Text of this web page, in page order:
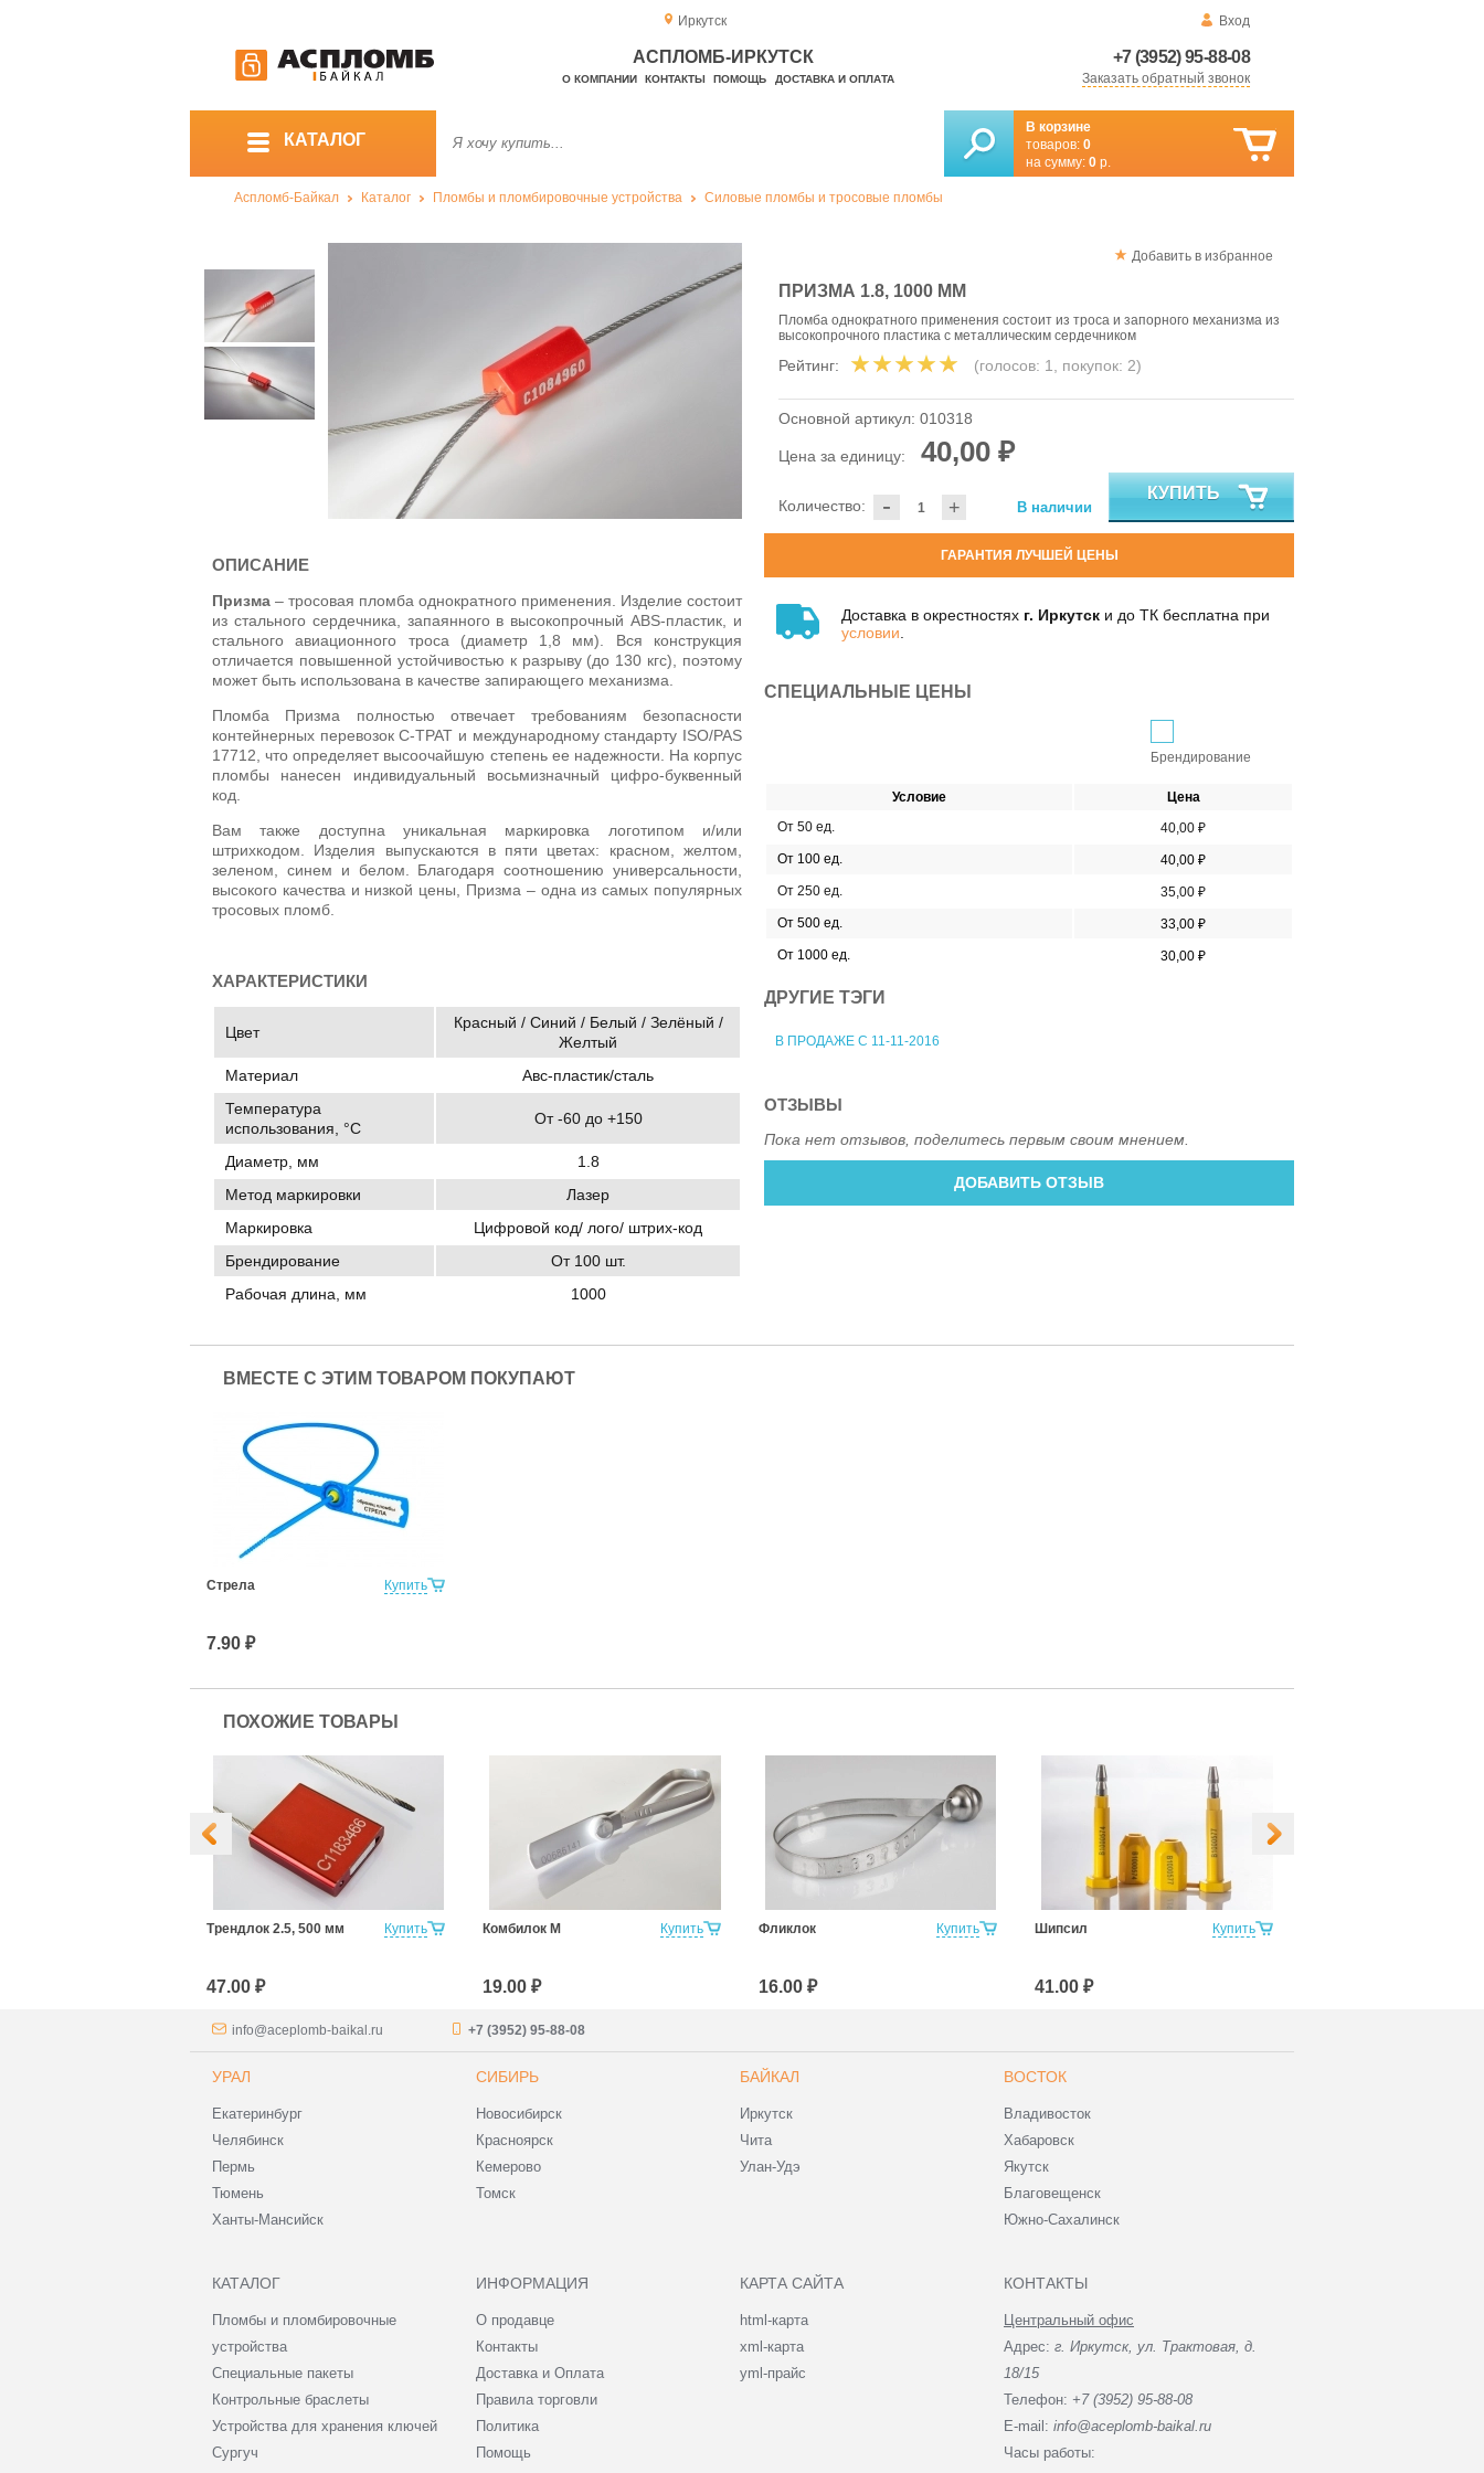
Иркутск Вход
+7 (3952) 95-88-08
Заказать обратный звонок
АСПЛОМБ-ИРКУТСК
О КОМПАНИИ КОНТАКТЫ ПОМОЩЬ ДОСТАВКА И ОПЛАТА
КАТАЛОГ
В корзине
товаров: 0
на сумму: 0 р.
Аспломб-Байкал Каталог Пломбы и пломбировочные устройства Силовые пломбы и тросовые пломбы
Добавить в избранное
ПРИЗМА 1.8, 1000 ММ
Пломба однократного применения состоит из троса и запорного механизма из
высокопрочного пластика с металлическим сердечником
Рейтинг: (голосов: 1, покупок: 2)
Основной артикул: 010318
Цена за единицу: 40,00 ₽
- +
Количество: В наличии
КУПИТЬ
ГАРАНТИЯ ЛУЧШЕЙ ЦЕНЫ
Доставка в окрестностях г. Иркутск и до ТК бесплатна при
условии
СПЕЦИАЛЬНЫЕ ЦЕНЫ
Брендирование
Условие
Цена
От 50 ед.
40,00 ₽
От 100 ед.
40,00 ₽
От 250 ед.
35,00 ₽
От 500 ед.
33,00 ₽
От 1000 ед.
30,00 ₽
ДРУГИЕ ТЭГИ
В ПРОДАЖЕ С 11-11-2016
ОПИСАНИЕ
Призма – тросовая пломба однократного применения. Изделие состоит
из стального сердечника, запаянного в высокопрочный ABS-пластик, и
стального авиационного троса (диаметр 1,8 мм). Вся конструкция
отличается повышенной устойчивостью к разрыву (до 130 кгс), поэтому
может быть использована в качестве запирающего механизма.
Пломба Призма полностью отвечает требованиям безопасности
контейнерных перевозок С-ТРАТ и международному стандарту ISO/PAS
17712, что определяет высоочайшую степень ее надежности. На корпус
пломбы нанесен индивидуальный восьмизначный цифро-буквенный
код.
Вам также доступна уникальная маркировка логотипом и/или
штрихкодом. Изделия выпускаются в пяти цветах: красном, желтом,
зеленом, синем и белом. Благодаря соотношению универсальности,
высокого качества и низкой цены, Призма – одна из самых популярных
тросовых пломб.
ХАРАКТЕРИСТИКИ
Цвет
Красный / Синий / Белый / Зелёный /
Желтый
Материал
Авс-пластик/сталь
Температура
использования, °C
От -60 до +150
Диаметр, мм
1.8
Метод маркировки
Лазер
Маркировка
Цифровой код/ лого/ штрих-код
Брендирование
От 100 шт.
Рабочая длина, мм
1000
ОТЗЫВЫ
Пока нет отзывов, поделитесь первым своим мнением.
ДОБАВИТЬ ОТЗЫВ
ВМЕСТЕ С ЭТИМ ТОВАРОМ ПОКУПАЮТ
Купить
Стрела
7.90 ₽
ПОХОЖИЕ ТОВАРЫ
Купить
Трендлок 2.5, 500 мм
47.00 ₽
Купить
Комбилок М
19.00 ₽
Купить
Фликлок
16.00 ₽
Купить
Шипсил
41.00 ₽
info@aceplomb-baikal.ru +7 (3952) 95-88-08
УРАЛ
Екатеринбург
Челябинск
Пермь
Тюмень
Ханты-Мансийск
СИБИРЬ
Новосибирск
Красноярск
Кемерово
Томск
БАЙКАЛ
Иркутск
Чита
Улан-Удэ
ВОСТОК
Владивосток
Хабаровск
Якутск
Благовещенск
Южно-Сахалинск
КАТАЛОГ
Пломбы и пломбировочные
устройства
Специальные пакеты
Контрольные браслеты
Устройства для хранения ключей
Сургуч
ИНФОРМАЦИЯ
О продавце
Контакты
Доставка и Оплата
Правила торговли
Политика
Помощь
КАРТА САЙТА
html-карта
xml-карта
yml-прайс
КОНТАКТЫ
Центральный офис
Адрес: г. Иркутск, ул. Трактовая, д.
18/15
Телефон: +7 (3952) 95-88-08
E-mail: info@aceplomb-baikal.ru
Часы работы: